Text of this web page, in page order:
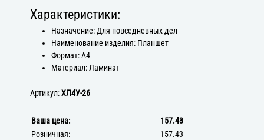
Характеристики:
Назначение: Для повседневных дел
Наименование изделия: Планшет
Формат: А4
Материал: Ламинат
Артикул:ХЛ4У-26
Ваша цена:
157.43
Розничная:
157.43